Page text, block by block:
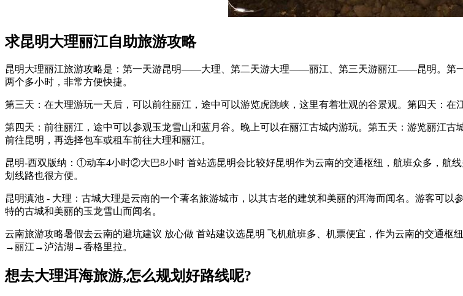
求昆明大理丽江自助旅游攻略
昆明大理丽江旅游攻略是：第一天游昆明——大理、第二天游大理——丽江、第三天游丽江——昆明。第
两个多小时，非常方便快捷。
第三天：在大理游玩一天后，可以前往丽江，途中可以游览虎跳峡，这里有着壮观的谷景观。第四天：在
第四天：前往丽江，途中可以参观玉龙雪山和蓝月谷。晚上可以在丽江古城内游玩。第五天：游览丽江
前往昆明，再选择包车或租车前往大理和丽江。
昆明-西双版纳：①动车4小时②大巴8小时 首站选昆明会比较好昆明作为云南的交通枢纽，航班众多，航
划线路也很方便。
昆明滇池 - 大理：古城大理是云南的一个著名旅游城市，以其古老的建筑和美丽的洱海而闻名。游客可
特的古城和美丽的玉龙雪山而闻名。
云南旅游攻略暑假去云南的避坑建议 放心做 首站建议选昆明 飞机航班多、机票便宜，作为云南的交通
→丽江→泸沽湖→香格里拉。
想去大理洱海旅游,怎么规划好路线呢?